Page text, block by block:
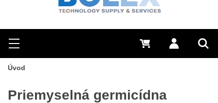
Hľadať
Menu Prihlásiť sa
0 €
Úvod
Priemyselná germicídna